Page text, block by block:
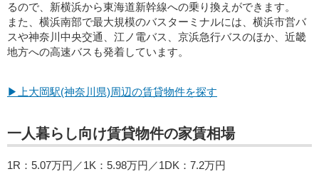
るので、新横浜から東海道新幹線への乗り換えができます。
また、横浜南部で最大規模のバスターミナルには、横浜市営バ
スや神奈川中央交通、江ノ電バス、京浜急行バスのほか、近畿
地方への高速バスも発着しています。
▶上大岡駅(神奈川県)周辺の賃貸物件を探す
一人暮らし向け賃貸物件の家賃相場
1R：5.07万円／1K：5.98万円／1DK：7.2万円